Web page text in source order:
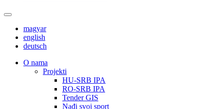
magyar
english
deutsch
О nama
Projekti
HU-SRB IPA
RO-SRB IPA
Tender GIS
Nađi svoj sport